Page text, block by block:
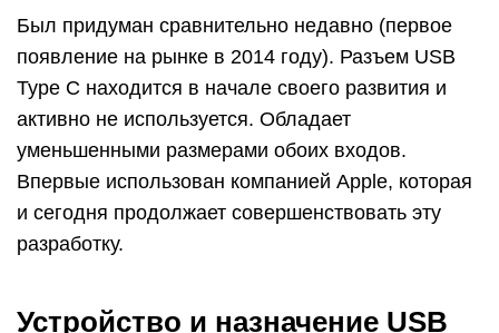
Был придуман сравнительно недавно (первое
появление на рынке в 2014 году). Разъем USB
Type C находится в начале своего развития и
активно не используется. Обладает
уменьшенными размерами обоих входов.
Впервые использован компанией Apple, которая
и сегодня продолжает совершенствовать эту
разработку.
Устройство и назначение USB